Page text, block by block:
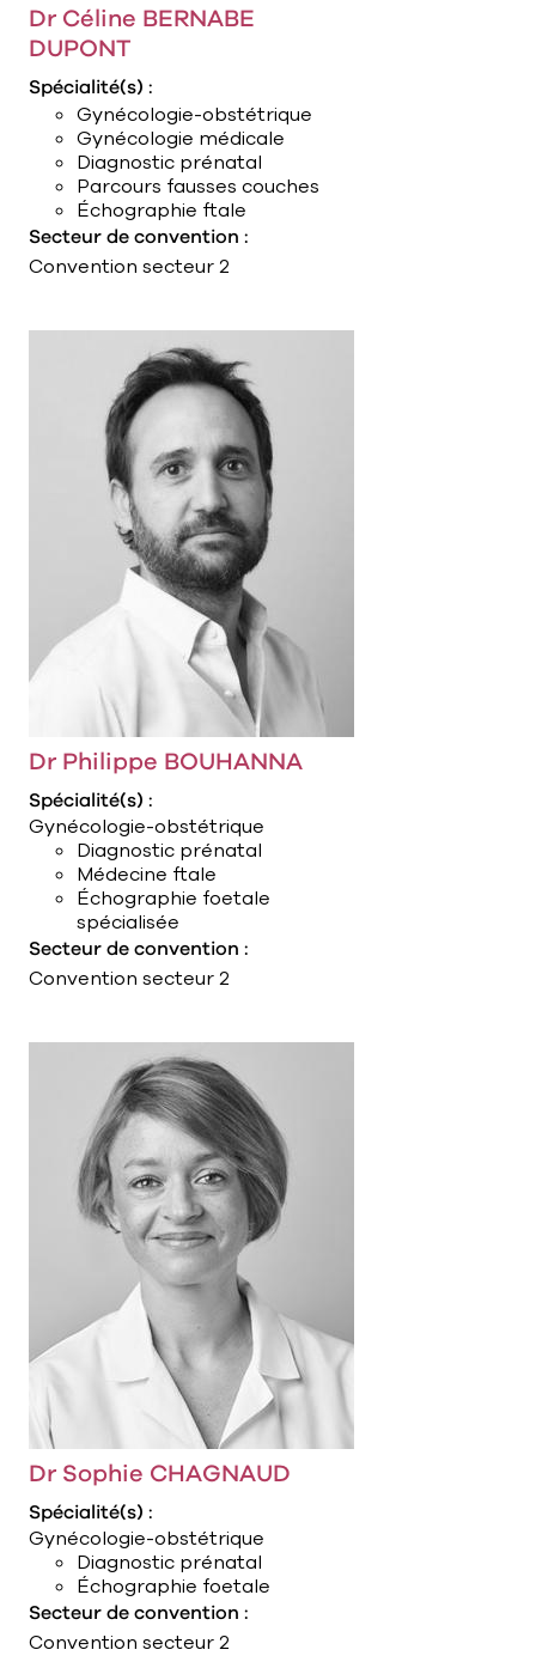
Dr Céline BERNABE
DUPONT
Spécialité(s) :
Gynécologie-obstétrique
Gynécologie médicale
Diagnostic prénatal
Parcours fausses couches
Échographie ftale
Secteur de convention :
Convention secteur 2
Dr Philippe BOUHANNA
Spécialité(s) :
Gynécologie-obstétrique
Diagnostic prénatal
Médecine ftale
Échographie foetale
spécialisée
Secteur de convention :
Convention secteur 2
Dr Sophie CHAGNAUD
Spécialité(s) :
Gynécologie-obstétrique
Diagnostic prénatal
Échographie foetale
Secteur de convention :
Convention secteur 2